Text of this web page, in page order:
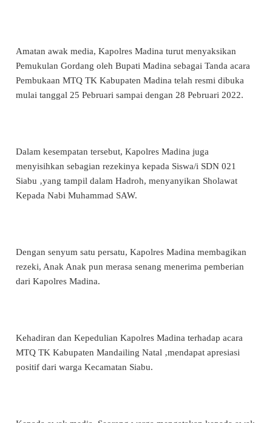
Amatan awak media, Kapolres Madina turut menyaksikan
Pemukulan Gordang oleh Bupati Madina sebagai Tanda acara
Pembukaan MTQ TK Kabupaten Madina telah resmi dibuka
mulai tanggal 25 Pebruari sampai dengan 28 Pebruari 2022.
Dalam kesempatan tersebut, Kapolres Madina juga
menyisihkan sebagian rezekinya kepada Siswa/i SDN 021
Siabu ‚yang tampil dalam Hadroh, menyanyikan Sholawat
Kepada Nabi Muhammad SAW.
Dengan senyum satu persatu, Kapolres Madina membagikan
rezeki, Anak Anak pun merasa senang menerima pemberian
dari Kapolres Madina.
Kehadiran dan Kepedulian Kapolres Madina terhadap acara
MTQ TK Kabupaten Mandailing Natal ‚mendapat apresiasi
positif dari warga Kecamatan Siabu.